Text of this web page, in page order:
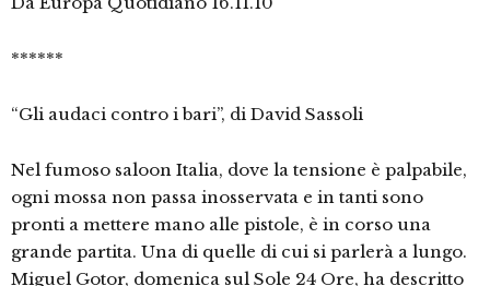
******
“Gli audaci contro i bari”, di David Sassoli
Nel fumoso saloon Italia, dove la tensione è palpabile,
ogni mossa non passa inosservata e in tanti sono
pronti a mettere mano alle pistole, è in corso una
grande partita. Una di quelle di cui si parlerà a lungo.
Miguel Gotor, domenica sul Sole 24 Ore, ha descritto